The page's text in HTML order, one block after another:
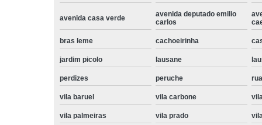
avenida casa verde
avenida deputado emilio
carlos
bras leme cachoeirinha
jardim picolo lausane
perdizes peruche
vila baruel vila carbone
vila palmeiras vila prado